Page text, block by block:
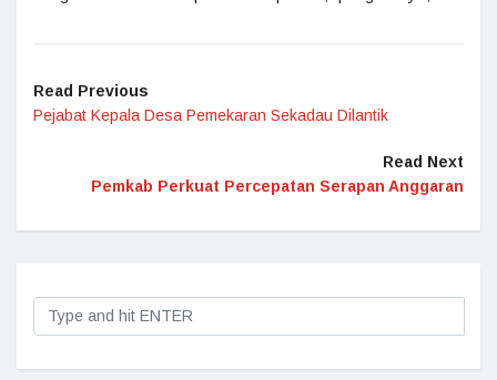
Read Previous
Pejabat Kepala Desa Pemekaran Sekadau Dilantik
Read Next
Pemkab Perkuat Percepatan Serapan Anggaran